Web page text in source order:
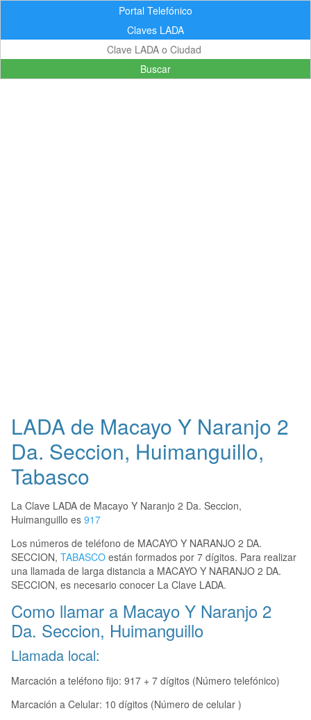
Portal Telefónico
Claves LADA
Buscar
LADA de Macayo Y Naranjo 2
Da. Seccion, Huimanguillo,
Tabasco
La Clave LADA de Macayo Y Naranjo 2 Da. Seccion,
Huimanguillo es 917
Los números de teléfono de MACAYO Y NARANJO 2 DA.
SECCION, TABASCO están formados por 7 dígitos. Para realizar
una llamada de larga distancia a MACAYO Y NARANJO 2 DA.
SECCION, es necesario conocer La Clave LADA.
Como llamar a Macayo Y Naranjo 2
Da. Seccion, Huimanguillo
Llamada local:
Marcación a teléfono fijo: 917 + 7 dígitos (Número telefónico)
Marcación a Celular: 10 dígitos (Número de celular )